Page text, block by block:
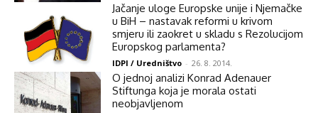
Jačanje uloge Europske unije i Njemačke
u BiH – nastavak reformi u krivom
smjeru ili zaokret u skladu s Rezolucijom
Europskog parlamenta?
IDPI / Uredništvo - 26. 8. 2014.
O jednoj analizi Konrad Adenauer
Stiftunga koja je morala ostati
neobjavljenom